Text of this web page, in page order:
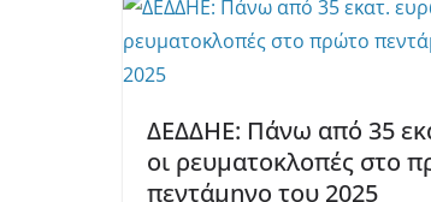
ΔΕΔΔΗΕ: Πάνω από 35
οι ρευματοκλοπές στο
πεντάμηνο του 2025